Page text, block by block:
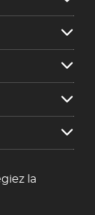
la